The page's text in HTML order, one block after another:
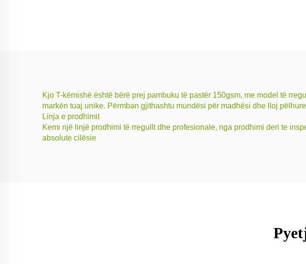
Kjo T-këmishë është bërë prej pambuku të pastër 150gsm, me model të
markën tuaj unike. Përmban gjithashtu mundësi për madhësi dhe lloj
Linja e prodhimit
Kemi një linjë prodhimi të rregullt dhe profesionale, nga prodhimi deri te
absolute cilësie